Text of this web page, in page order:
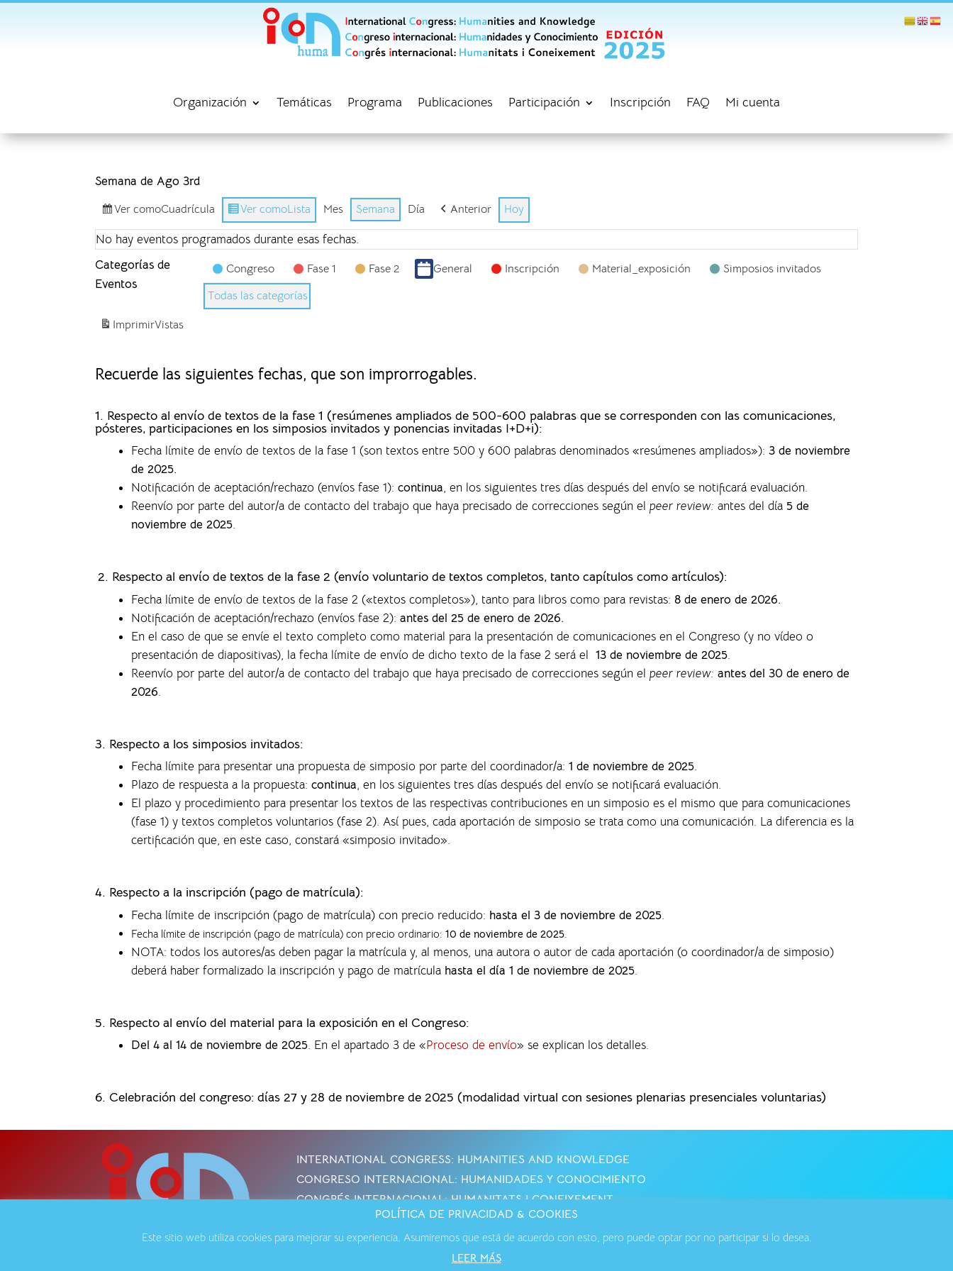
Organización Temáticas Programa Publicaciones Participación Inscripción FAQ Mi cuenta
Semana de Ago 3rd
Ver comoCuadrícula Ver comoLista Mes Semana Día Anterior Hoy
No hay eventos programados durante esas fechas.
Categorías de
Eventos
Congreso Fase 1 Fase 2 General Inscripción Material_exposición
Simposios invitados
Todas las categorías
ImprimirVistas
Recuerde las siguientes fechas, que son improrrogables.
1. Respecto al envío de textos de la fase 1 (resúmenes ampliados de 500-600 palabras que se corresponden con las comunicaciones,
pósteres, participaciones en los simposios invitados y ponencias invitadas I+D+i):
Fecha límite de envío de textos de la fase 1 (son textos entre 500 y 600 palabras denominados «resúmenes ampliados»): 3 de noviembre
de 2025.
Notificación de aceptación/rechazo (envíos fase 1):continua, en los siguientes tres días después del envío se notificará evaluación.
Reenvío por parte del autor/a de contacto del trabajo que haya precisado de correcciones según elpeer review: antes del día 5 de
noviembre de 2025.
2. Respecto al envío de textos de la fase 2 (envío voluntario de textos completos, tanto capítulos como artículos):
Fecha límite de envío de textos de la fase 2 («textos completos»), tanto para libros como para revistas:8 de enero de 2026.
Notificación de aceptación/rechazo (envíos fase 2):antes del 25 de enero de 2026.
En el caso de que se envíe el texto completo como material para la presentación de comunicaciones en el Congreso (y no vídeo o
presentación de diapositivas), la fecha límite de envío de dicho texto de la fase 2 será el 13 de noviembre de 2025.
Reenvío por parte del autor/a de contacto del trabajo que haya precisado de correcciones según elpeer review: antes del 30 de enero de
2026.
3. Respecto a los simposios invitados:
Fecha límite para presentar una propuesta de simposio por parte del coordinador/a:1 de noviembre de 2025.
Plazo de respuesta a la propuesta:continua, en los siguientes tres días después del envío se notificará evaluación.
El plazo y procedimiento para presentar los textos de las respectivas contribuciones en un simposio es el mismo que para comunicaciones
(fase 1) y textos completos voluntarios (fase 2). Así pues, cada aportación de simposio se trata como una comunicación. La diferencia es la
certificación que, en este caso, constará «simposio invitado».
4. Respecto a la inscripción (pago de matrícula):
Fecha límite de inscripción (pago de matrícula) con precio reducido: hasta el 3 de noviembre de 2025.
Fecha límite de inscripción (pago de matrícula) con precio ordinario:10 de noviembre de 2025.
NOTA: todos los autores/as deben pagar la matrícula y, al menos, una autora o autor de cada aportación (o coordinador/a de simposio)
deberá haber formalizado la inscripción y pago de matrícula hasta el día 1 de noviembre de 2025.
5. Respecto al envío del material para la exposición en el Congreso:
Del 4 al 14 de noviembre de 2025. En el apartado 3 de «Proceso de envío» se explican los detalles.
6. Celebración del congreso: días 27 y 28 de noviembre de 2025 (modalidad virtual con sesiones plenarias presenciales voluntarias)
INTERNATIONAL CONGRESS: HUMANITIES AND KNOWLEDGE
CONGRESO INTERNACIONAL: HUMANIDADES Y CONOCIMIENTO
CONGRÉS INTERNACIONAL: HUMANITATS I CONEIXEMENT
Avisos Legales·Política de Cookies· Política de Privacidad·Contactar
POLÍTICA DE PRIVACIDAD & COOKIES
Este sitio web utiliza cookies para mejorar su experiencia. Asumiremos que está de acuerdo con esto, pero puede optar por no participar si lo desea.
LEER MÁS